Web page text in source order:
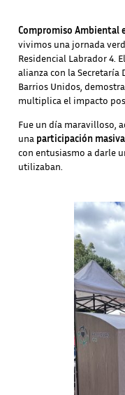
Compromiso Ambiental
vivimos una jornada
Residencial Labrador 4. El
alianza con la Secretaría
Barrios Unidos,
multiplica el impacto
Fue un día maravilloso,
una participación masiva
con entusiasmo a darle
utilizaban.